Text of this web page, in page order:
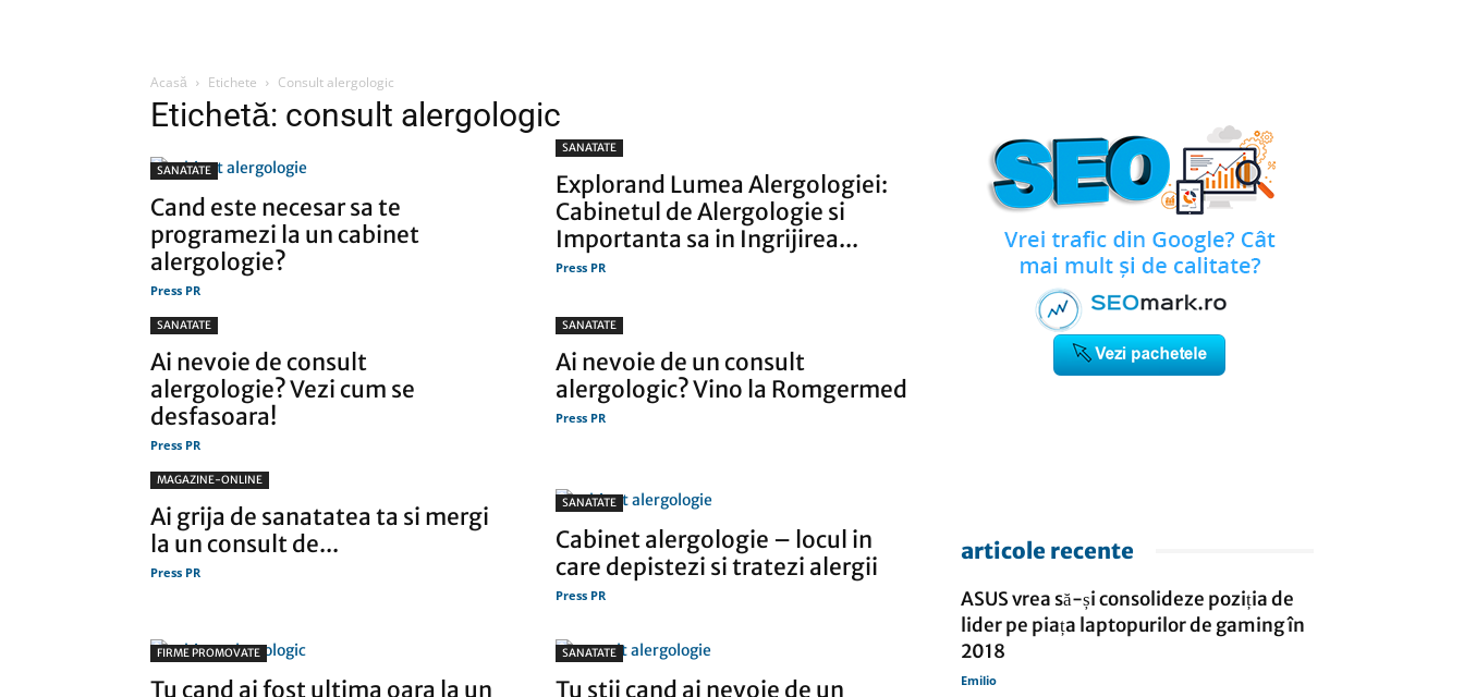
de
Acasă Etichete Consult alergologic
Etichetă: consult alergologic
SANATATE
Cand este necesar sa te
programezi la un cabinet
alergologie?
Press PR
SANATATE
Explorand Lumea Alergologiei:
Cabinetul de Alergologie si
Importanta sa in Ingrijirea...
Press PR
SANATATE
Ai nevoie de consult
alergologie? Vezi cum se
desfasoara!
Press PR
SANATATE
Ai nevoie de un consult
alergologic? Vino la Romgermed
Press PR
MAGAZINE-ONLINE
Ai grija de sanatatea ta si mergi
la un consult de...
Press PR
SANATATE
Cabinet alergologie – locul in
care depistezi si tratezi alergii
Press PR
FIRME PROMOVATE
Tu cand ai fost ultima oara la un
SANATATE
Tu stii cand ai nevoie de un
articole recente
ASUS vrea să-și consolideze poziția de
lider pe piața laptopurilor de gaming în
2018
Emilio